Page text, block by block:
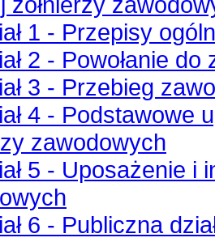
1 - Przepisy
2 - Powołanie
3 - Przebieg
4 - Podstawowe
zawodowych
5 - Uposażenie i
6 - Publiczna